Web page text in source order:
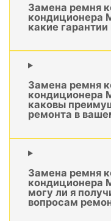
Замена ремня
кондиционера
какие
Замена ремня
кондиционера
каковы
ремонта в
Замена ремня
кондиционера
могу ли я
вопросам